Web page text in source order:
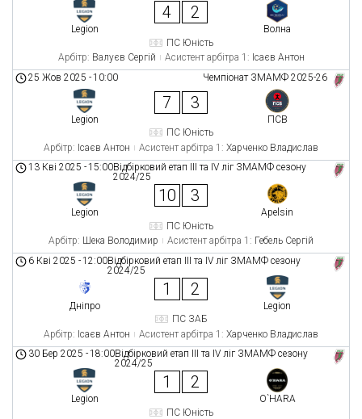
Legion
4 2
Волна
ПС Юність
Арбітр: Валуєв Сергій Асистент арбітра 1: Ісаєв Антон
Чемпіонат ЗМАМФ 2025-26
25 Жов 2025 -10:00
Legion
7 3
ПСВ
ПС Юність
Арбітр: Ісаєв Антон Асистент арбітра 1: Харченко Владислав
Відбірковий етап ІII та ІV ліг ЗМАМФ сезону
2024/25
13 Кві 2025 -15:00
Legion
10 3
Apelsin
ПС Юність
Арбітр: Шека Володимир Асистент арбітра 1: Гебель Сергій
Відбірковий етап ІII та ІV ліг ЗМАМФ сезону
2024/25
6 Кві 2025 -12:00
Дніпро
1 2
Legion
ПС ЗАБ
Арбітр: Ісаєв Антон Асистент арбітра 1: Харченко Владислав
Відбірковий етап ІII та ІV ліг ЗМАМФ сезону
2024/25
30 Бер 2025 -18:00
Legion
1 2
O`HARA
ПС Юність